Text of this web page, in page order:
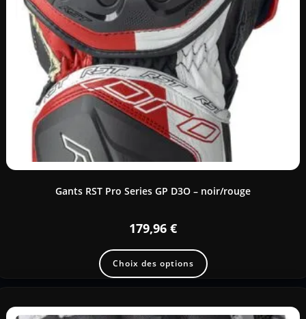
Gants RST Pro Series GP D3O – noir/rouge
179,96 €
Choix des options